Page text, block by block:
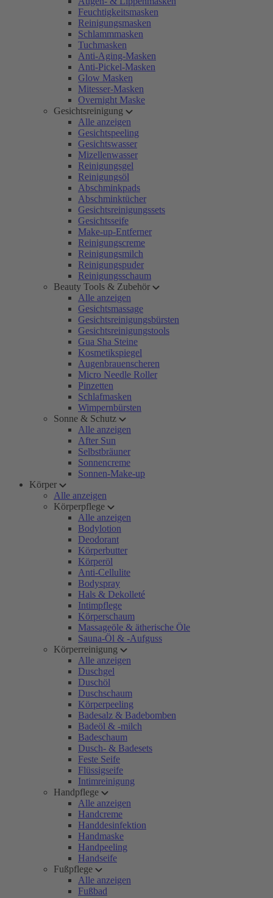
Feuchtigkeitsmasken
Reinigungsmasken
Schlammmasken
Tuchmasken
Anti-Aging-Masken
Anti-Pickel-Masken
Glow Masken
Mitesser-Masken
Overnight Maske
Gesichtsreinigung
Alle anzeigen
Gesichtspeeling
Gesichtswasser
Mizellenwasser
Reinigungsgel
Reinigungsöl
Abschminkpads
Abschminktücher
Gesichtsreinigungssets
Gesichtsseife
Make-up-Entferner
Reinigungscreme
Reinigungsmilch
Reinigungspuder
Reinigungsschaum
Beauty Tools & Zubehör
Alle anzeigen
Gesichtsmassage
Gesichtsreinigungsbürsten
Gesichtsreinigungstools
Gua Sha Steine
Kosmetikspiegel
Augenbrauenscheren
Micro Needle Roller
Pinzetten
Schlafmasken
Wimpernbürsten
Sonne & Schutz
Alle anzeigen
After Sun
Selbstbräuner
Sonnencreme
Sonnen-Make-up
Körper
Alle anzeigen
Körperpflege
Alle anzeigen
Bodylotion
Deodorant
Körperbutter
Körperöl
Anti-Cellulite
Bodyspray
Hals & Dekolleté
Intimpflege
Körperschaum
Massageöle & ätherische Öle
Sauna-Öl & -Aufguss
Körperreinigung
Alle anzeigen
Duschgel
Duschöl
Duschschaum
Körperpeeling
Badesalz & Badebomben
Badeöl & -milch
Badeschaum
Dusch- & Badesets
Feste Seife
Flüssigseife
Intimreinigung
Handpflege
Alle anzeigen
Handcreme
Handdesinfektion
Handmaske
Handpeeling
Handseife
Fußpflege
Alle anzeigen
Fußbad